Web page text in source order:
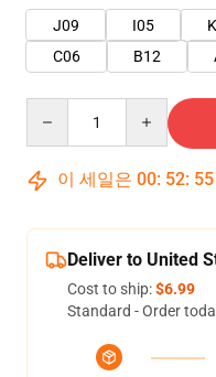
J09
I05
C06
B12
이 세일은 00: 52: 54
Deliver to United
Cost to ship:$6.99
Standard - Order